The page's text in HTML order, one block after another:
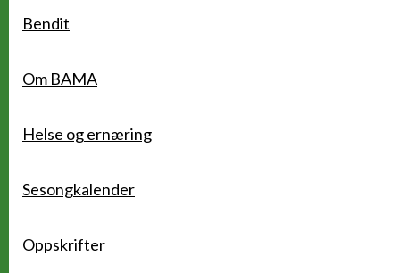
Bendit
Om BAMA
Helse og ernæring
Sesongkalender
Oppskrifter